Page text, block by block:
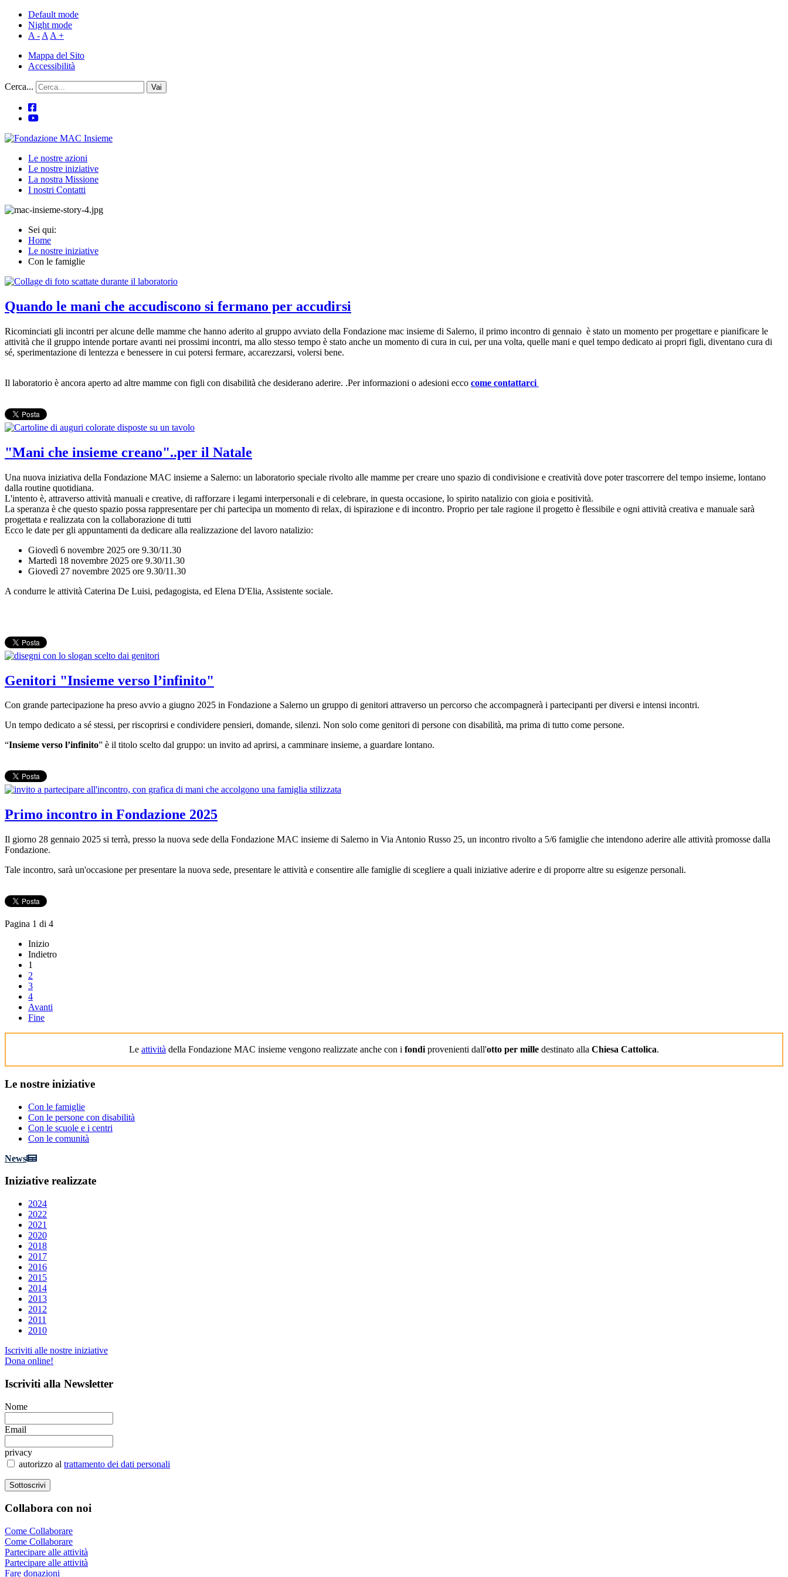
Default mode
Night mode
A - A A +
Mappa del Sito
Accessibilità
Cerca... Vai
Le nostre azioni
Le nostre iniziative
La nostra Missione
I nostri Contatti
Sei qui:
Home
Le nostre iniziative
Con le famiglie
Quando le mani che accudiscono si fermano per accudirsi
Ricominciati gli incontri per alcune delle mamme che hanno aderito al gruppo avviato della Fondazione mac insieme di Salerno, il primo incontro di gennaio è stato un momento per progettare e pianificare le
attività che il gruppo intende portare avanti nei prossimi incontri, ma allo stesso tempo è stato anche un momento di cura in cui, per una volta, quelle mani e quel tempo dedicato ai propri figli, diventano cura di
sé, sperimentazione di lentezza e benessere in cui potersi fermare, accarezzarsi, volersi bene.
Il laboratorio è ancora aperto ad altre mamme con figli con disabilità che desiderano aderire. .Per informazioni o adesioni ecco come contattarci
"Mani che insieme creano"..per il Natale
Una nuova iniziativa della Fondazione MAC insieme a Salerno: un laboratorio speciale rivolto alle mamme per creare uno spazio di condivisione e creatività dove poter trascorrere del tempo insieme, lontano
dalla routine quotidiana.
L'intento è, attraverso attività manuali e creative, di rafforzare i legami interpersonali e di celebrare, in questa occasione, lo spirito natalizio con gioia e positività.
La speranza è che questo spazio possa rappresentare per chi partecipa un momento di relax, di ispirazione e di incontro. Proprio per tale ragione il progetto è flessibile e ogni attività creativa e manuale sarà
progettata e realizzata con la collaborazione di tutti
Ecco le date per gli appuntamenti da dedicare alla realizzazione del lavoro natalizio:
Giovedì 6 novembre 2025 ore 9.30/11.30
Martedì 18 novembre 2025 ore 9.30/11.30
Giovedì 27 novembre 2025 ore 9.30/11.30
A condurre le attività Caterina De Luisi, pedagogista, ed Elena D'Elia, Assistente sociale.
Genitori "Insieme verso l’infinito"
Con grande partecipazione ha preso avvio a giugno 2025 in Fondazione a Salerno un gruppo di genitori attraverso un percorso che accompagnerà i partecipanti per diversi e intensi incontri.
Un tempo dedicato a sé stessi, per riscoprirsi e condividere pensieri, domande, silenzi. Non solo come genitori di persone con disabilità, ma prima di tutto come persone.
“Insieme verso l’infinito” è il titolo scelto dal gruppo: un invito ad aprirsi, a camminare insieme, a guardare lontano.
Primo incontro in Fondazione 2025
Il giorno 28 gennaio 2025 si terrà, presso la nuova sede della Fondazione MAC insieme di Salerno in Via Antonio Russo 25, un incontro rivolto a 5/6 famiglie che intendono aderire alle attività promosse dalla
Fondazione.
Tale incontro, sarà un'occasione per presentare la nuova sede, presentare le attività e consentire alle famiglie di scegliere a quali iniziative aderire e di proporre altre su esigenze personali.
Pagina 1 di 4
Inizio
Indietro
1
2
3
4
Avanti
Fine
Le attività della Fondazione MAC insieme vengono realizzate anche con i fondi provenienti dall'otto per mille destinato alla Chiesa Cattolica.
Le nostre iniziative
Con le famiglie
Con le persone con disabilità
Con le scuole e i centri
Con le comunità
News
Iniziative realizzate
2024
2022
2021
2020
2018
2017
2016
2015
2014
2013
2012
2011
2010
Iscriviti alle nostre iniziative
Dona online!
Iscriviti alla Newsletter
Nome
Email
privacy
autorizzo al trattamento dei dati personali
Collabora con noi
Come Collaborare
Come Collaborare
Partecipare alle attività
Partecipare alle attività
Fare donazioni